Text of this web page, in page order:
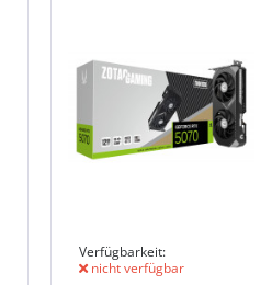
Verfügbarkeit:
nicht verfügbar